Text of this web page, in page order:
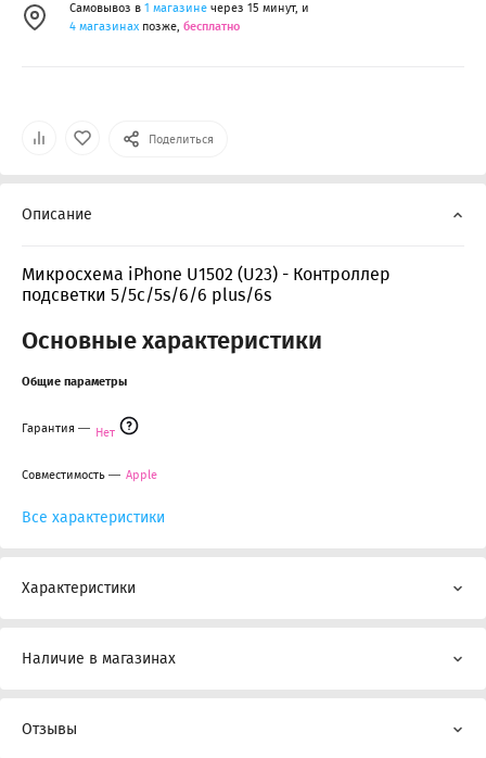
Поделиться
Самовывоз в 1 магазине через 15 минут, и
4 магазинах позже, бесплатно
Описание
Микросхема iPhone U1502 (U23) - Контроллер
подсветки 5/5c/5s/6/6 plus/6s
Основные характеристики
Общие параметры
Гарантия Нет
Совместимость Apple
Все характеристики
Характеристики
Наличие в магазинах
Отзывы